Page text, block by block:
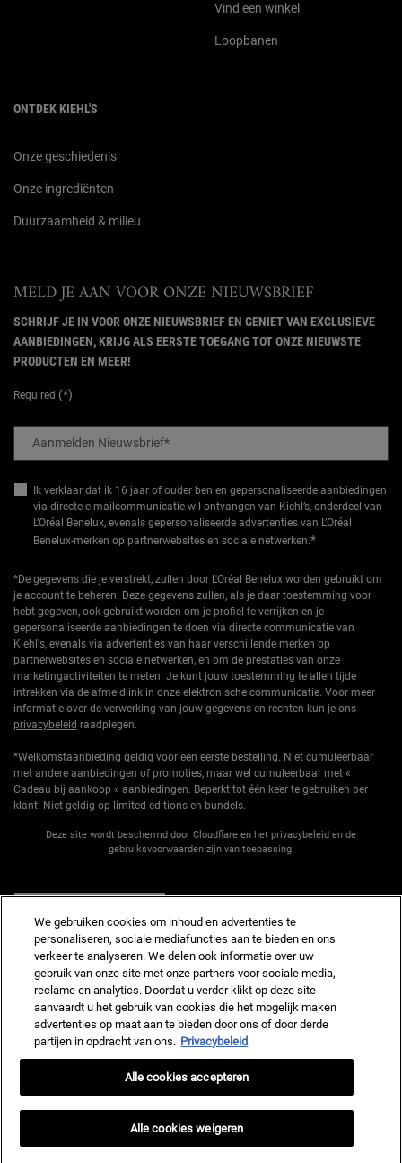
Vind een winkel
Loopbanen
ONTDEK KIEHL'S
Onze geschiedenis
Onze ingrediënten
Duurzaamheid & milieu
MELD JE AAN VOOR ONZE NIEUWSBRIEF
SCHRIJF JE IN VOOR ONZE NIEUWSBRIEF EN GENIET VAN EXCLUSIEVE
AANBIEDINGEN, KRIJG ALS EERSTE TOEGANG TOT ONZE NIEUWSTE
PRODUCTEN EN MEER!
Required (*)
Aanmelden Nieuwsbrief*
Ik verklaar dat ik 16 jaar of ouder ben en gepersonaliseerde aanbiedingen
via directe e-mailcommunicatie wil ontvangen van Kiehl’s, onderdeel van
L’Oréal Benelux, evenals gepersonaliseerde advertenties van L’Oréal
Benelux-merken op partnerwebsites en sociale netwerken.*
*De gegevens die je verstrekt, zullen door L'Oréal Benelux worden gebruikt om
je account te beheren. Deze gegevens zullen, als je daar toestemming voor
hebt gegeven, ook gebruikt worden om je profiel te verrijken en je
gepersonaliseerde aanbiedingen te doen via directe communicatie van
Kiehl's, evenals via advertenties van haar verschillende merken op
partnerwebsites en sociale netwerken, en om de prestaties van onze
marketingactiviteiten te meten. Je kunt jouw toestemming te allen tijde
intrekken via de afmeldlink in onze elektronische communicatie. Voor meer
informatie over de verwerking van jouw gegevens en rechten kun je ons
privacybeleid raadplegen.
*Welkomstaanbieding geldig voor een eerste bestelling. Niet cumuleerbaar
met andere aanbiedingen of promoties, maar wel cumuleerbaar met «
Cadeau bij aankoop » aanbiedingen. Beperkt tot één keer te gebruiken per
klant. Niet geldig op limited editions en bundels.
Deze site wordt beschermd door Cloudflare en het privacybeleid en de
gebruiksvoorwaarden zijn van toepassing.
Fabrikantinformatie
KIEHL'S
14, rue Royale - 75008 Paris France
kiehls@nl.oaccare.com
We gebruiken cookies om inhoud en advertenties te
personaliseren, sociale mediafuncties aan te bieden en ons
verkeer te analyseren. We delen ook informatie over uw
gebruik van onze site met onze partners voor sociale media,
reclame en analytics. Doordat u verder klikt op deze site
aanvaardt u het gebruik van cookies die het mogelijk maken
advertenties op maat aan te bieden door ons of door derde
partijen in opdracht van ons. Privacybeleid
Alle cookies weigeren
Alle cookies accepteren